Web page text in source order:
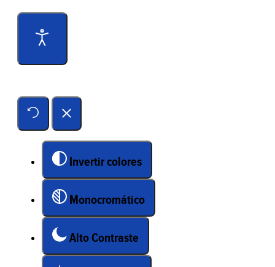
Invertir colores
Monocromático
Alto Contraste